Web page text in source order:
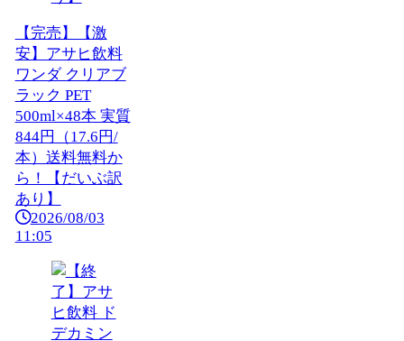
【完売】【激
安】アサヒ飲料
ワンダ クリアブ
ラック PET
500ml×48本 実質
844円（17.6円/
本）送料無料か
ら！【だいぶ訳
あり】
2026/08/03
11:05